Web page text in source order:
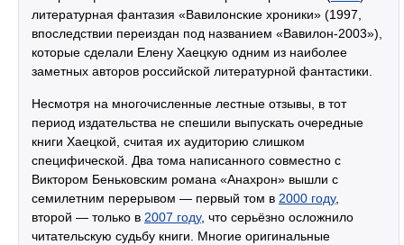
литературная фантазия «Вавилонские хроники» (1997,
впоследствии переиздан под названием «Вавилон-2003»),
которые сделали Елену Хаецкую одним из наиболее
заметных авторов российской литературной фантастики.
Несмотря на многочисленные лестные отзывы, в тот
период издательства не спешили выпускать очередные
книги Хаецкой, считая их аудиторию слишком
специфической. Два тома написанного совместно с
Виктором Беньковским романа «Анахрон» вышли с
семилетним перерывом — первый том в 2000 году,
второй — только в 2007 году, что серьёзно осложнило
читательскую судьбу книги. Многие оригинальные